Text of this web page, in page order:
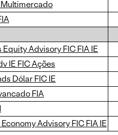
Multimercado
Advisory FIC FIA IE
IE FIC Ações
Dólar FIC IE
FIA
Advisory FIC FIA IE